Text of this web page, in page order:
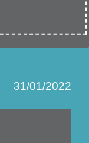
31/01/2022